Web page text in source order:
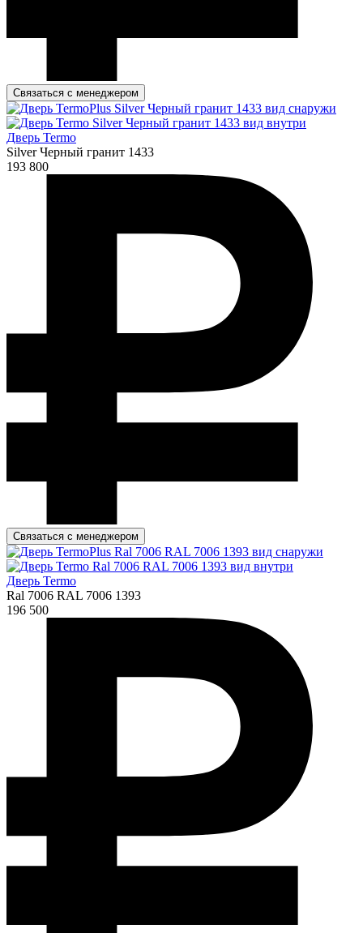
Связаться с менеджером
Дверь Termo
Silver Черный гранит 1433
193 800
Связаться с менеджером
Дверь Termo
Ral 7006 RAL 7006 1393
196 500